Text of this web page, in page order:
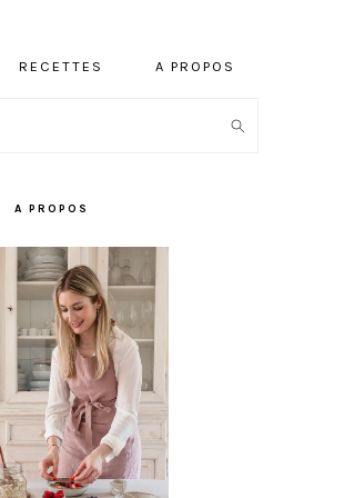
RECETTES A PROPOS
A PROPOS